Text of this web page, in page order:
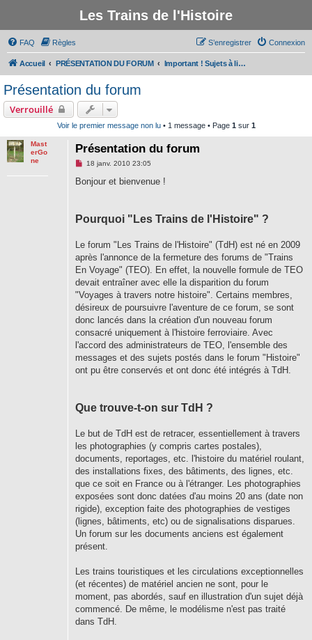
Les Trains de l'Histoire
FAQ Règles Connexion
S’enregistrer
Accueil PRÉSENTATION DU FORUM Important ! Sujets à lire avant de participer au forum
Présentation du forum
Verrouillé
Voir le premier message non lu• 1 message • Page 1sur 1
Mast
erGo
ne
Présentation du forum
M
s
n
l
u
18 janv. 2010 23:05
Bonjour et bienvenue !
Pourquoi "Les Trains de l'Histoire" ?
Le forum "Les Trains de l'Histoire" (TdH) est né en 2009
après l'annonce de la fermeture des forums de "Trains
En Voyage" (TEO). En effet, la nouvelle formule de TEO
devait entraîner avec elle la disparition du forum
"Voyages à travers notre histoire". Certains membres,
désireux de poursuivre l'aventure de ce forum, se sont
donc lancés dans la création d'un nouveau forum
consacré uniquement à l'histoire ferroviaire. Avec
l'accord des administrateurs de TEO, l'ensemble des
messages et des sujets postés dans le forum "Histoire"
ont pu être conservés et ont donc été intégrés à TdH.
Que trouve-t-on sur TdH ?
Le but de TdH est de retracer, essentiellement à travers
les photographies (y compris cartes postales),
documents, reportages, etc. l'histoire du matériel roulant,
des installations fixes, des bâtiments, des lignes, etc.
que ce soit en France ou à l'étranger. Les photographies
exposées sont donc datées d'au moins 20 ans (date non
rigide), exception faite des photographies de vestiges
(lignes, bâtiments, etc) ou de signalisations disparues.
Un forum sur les documents anciens est également
présent.
Les trains touristiques et les circulations exceptionnelles
(et récentes) de matériel ancien ne sont, pour le
moment, pas abordés, sauf en illustration d'un sujet déjà
commencé. De même, le modélisme n'est pas traité
dans TdH.